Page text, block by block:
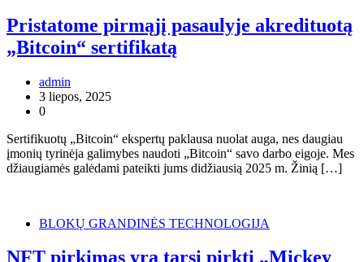
Pristatome pirmąjį pasaulyje akredituotą
„Bitcoin“ sertifikatą
admin
3 liepos, 2025
0
Sertifikuotų „Bitcoin“ ekspertų paklausa nuolat auga, nes daugiau
įmonių tyrinėja galimybes naudoti „Bitcoin“ savo darbo eigoje. Mes
džiaugiamės galėdami pateikti jums didžiausią 2025 m. Žinią […]
BLOKŲ GRANDINĖS TECHNOLOGIJA
NFT pirkimas yra tarsi pirkti „Mickey